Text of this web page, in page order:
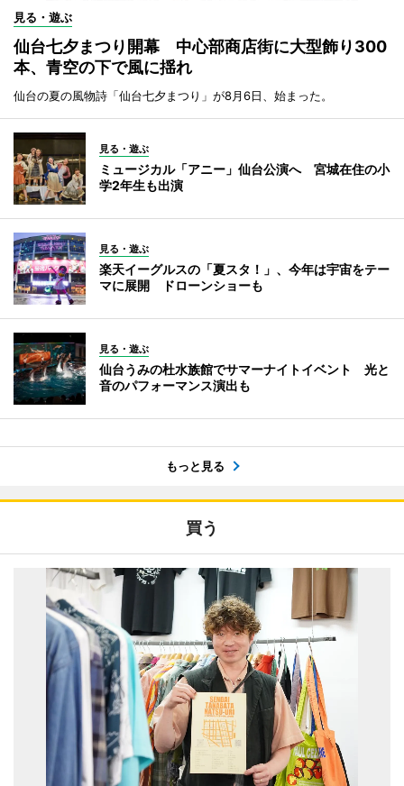
見る・遊ぶ
仙台七夕まつり開幕 中心部商店街に大型飾り300
本、青空の下で風に揺れ
仙台の夏の風物詩「仙台七夕まつり」が8月6日、始まった。
見る・遊ぶ
ミュージカル「アニー」仙台公演へ 宮城在住の小
学2年生も出演
見る・遊ぶ
楽天イーグルスの「夏スタ！」、今年は宇宙をテー
マに展開 ドローンショーも
見る・遊ぶ
仙台うみの杜水族館でサマーナイトイベント 光と
音のパフォーマンス演出も
もっと見る
買う